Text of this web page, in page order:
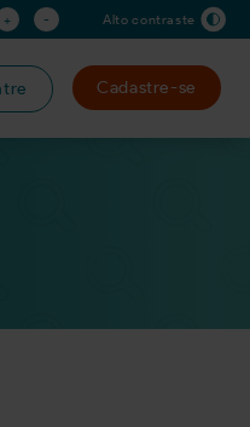
+ - Alto contraste
Cadastre-se